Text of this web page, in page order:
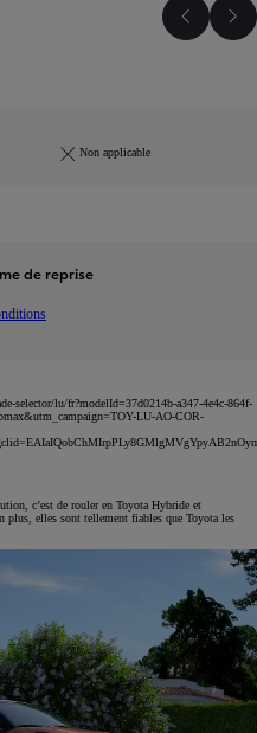
Faire
Non applicable
de reprise
selector/lu/fr?modelId=37d0214b-a347-4e4c-864f-
LU-AO-COR-
c’est de rouler en Toyota Hybride et
plus, elles sont tellement fiables que Toyota les